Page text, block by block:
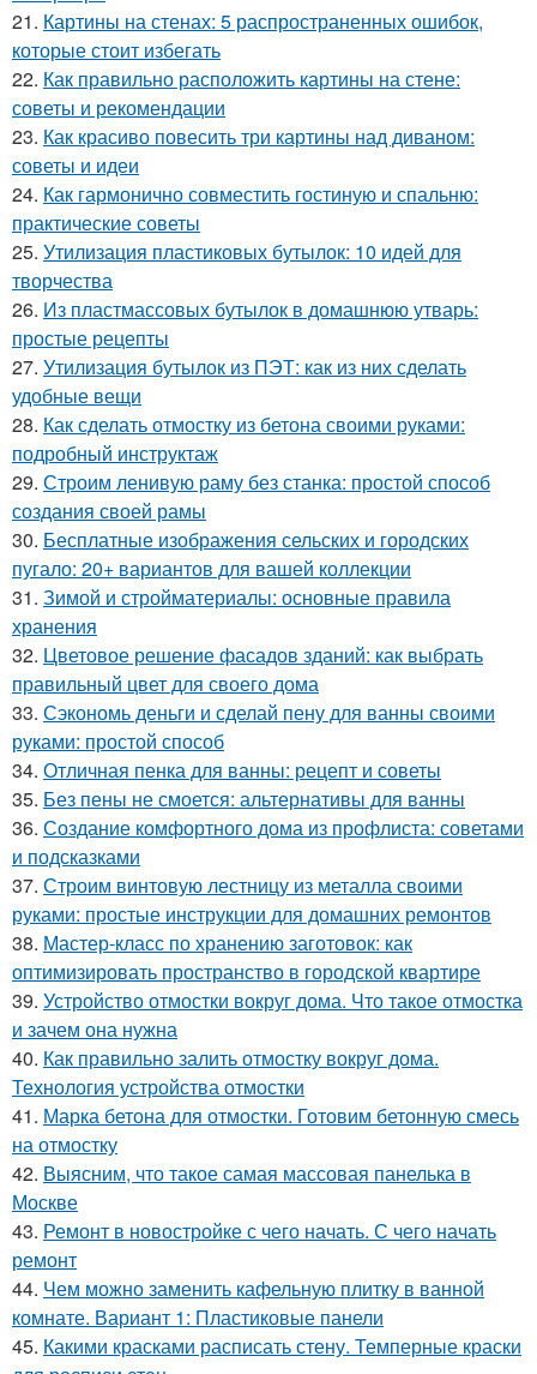
21. Картины на стенах: 5 распространенных ошибок,
которые стоит избегать
22. Как правильно расположить картины на стене:
советы и рекомендации
23. Как красиво повесить три картины над диваном:
советы и идеи
24. Как гармонично совместить гостиную и спальню:
практические советы
25. Утилизация пластиковых бутылок: 10 идей для
творчества
26. Из пластмассовых бутылок в домашнюю утварь:
простые рецепты
27. Утилизация бутылок из ПЭТ: как из них сделать
удобные вещи
28. Как сделать отмостку из бетона своими руками:
подробный инструктаж
29. Строим ленивую раму без станка: простой способ
создания своей рамы
30. Бесплатные изображения сельских и городских
пугало: 20+ вариантов для вашей коллекции
31. Зимой и стройматериалы: основные правила
хранения
32. Цветовое решение фасадов зданий: как выбрать
правильный цвет для своего дома
33. Сэкономь деньги и сделай пену для ванны своими
руками: простой способ
34. Отличная пенка для ванны: рецепт и советы
35. Без пены не смоется: альтернативы для ванны
36. Создание комфортного дома из профлиста: советами
и подсказками
37. Строим винтовую лестницу из металла своими
руками: простые инструкции для домашних ремонтов
38. Мастер-класс по хранению заготовок: как
оптимизировать пространство в городской квартире
39. Устройство отмостки вокруг дома. Что такое отмостка
и зачем она нужна
40. Как правильно залить отмостку вокруг дома.
Технология устройства отмостки
41. Марка бетона для отмостки. Готовим бетонную смесь
на отмостку
42. Выясним, что такое самая массовая панелька в
Москве
43. Ремонт в новостройке с чего начать. С чего начать
ремонт
44. Чем можно заменить кафельную плитку в ванной
комнате. Вариант 1: Пластиковые панели
45. Какими красками расписать стену. Темперные краски